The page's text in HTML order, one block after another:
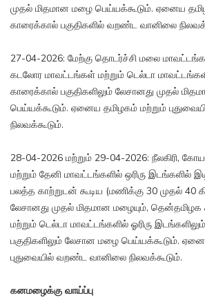
முதல் மிதமான மழை பெய்யக்கூடும். ஏனைய
காரைக்கால் பகுதிகளில் வறண்ட வானிலை
27-04-2026: மேற்கு தொடர்ச்சி மலை
கடலோர மாவட்டங்கள் மற்றும் டெல்டா
காரைக்கால் பகுதிகளிலும் லேசானது முதல்
பெய்யக்கூடும். ஏனைய தமிழகம் மற்றும்
நிலவக்கூடும்.
28-04-2026 மற்றும் 29-04-2026: நீலகிரி,
மற்றும் தேனி மாவட்டங்களில் ஒரிரு இடங்களில்
பலத்த காற்றுடன் கூடிய (மணிக்கு 30 முதல் 40
லேசானது முதல் மிதமான மழையும்,
மற்றும் டெல்டா மாவட்டங்களில் ஓரிரு
பகுதிகளிலும் லேசான மழை பெய்யக்கூடும்.
புதுவையில் வறண்ட வானிலை நிலவக்கூடும்.
கனமழைக்கு வாய்ப்பு